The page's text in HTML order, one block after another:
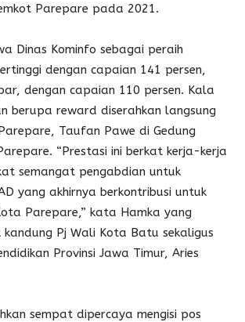
Parepare pada 2021.
Dinas Kominfo sebagai peraih
dengan capaian 141 persen,
dengan capaian 110 persen. Kala
berupa reward diserahkan langsung
Taufan Pawe di Gedung
“Prestasi ini berkat kerja-kerja
semangat pengabdian untuk
yang akhirnya berkontribusi untuk
Parepare,” kata Hamka yang
Pj Wali Kota Batu sekaligus
Provinsi Jawa Timur, Aries
sempat dipercaya mengisi pos